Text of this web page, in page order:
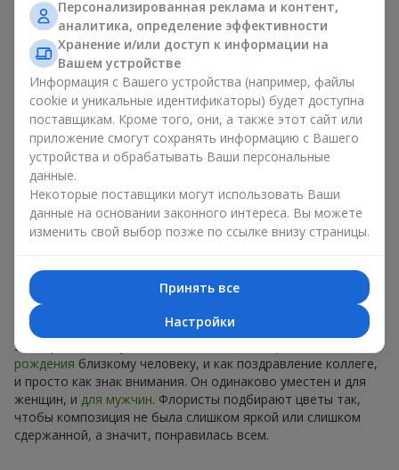
сейчас
Роскошный букет недели - это модно, стильно и
оригинально. Каждый раз - уникальная сезонная
композиция с новым настроением.
Ограниченное время действия
Предложение действует только 7 дней. Оно полностью
уникально, и аналогов вы не найдете нигде. Это как
дизайнерская вещь, которую хотят все, но могут
позволить себе немногие. В случае с букетом недели цена
доступна для каждого.
Идеальный подарок на любой
случай в в г. Сокольники
Универсальный букет подойдет и как
рождения близкому человеку, и как поздравление коллеге,
и просто как знак внимания. Он одинаково уместен и для
женщин, и для мужчин. Флористы подбирают цветы так,
чтобы композиция не была слишком яркой или слишком
сдержанной, а значит, понравилась всем.
Персонализированная реклама и контент,
аналитика, определение эффективности
Хранение и/или доступ к информации на
Вашем устройстве
Информация с Вашего устройства (например, файлы
cookie и уникальные идентификаторы) будет доступна
поставщикам. Кроме того, они, а также этот сайт или
приложение смогут сохранять информацию с Вашего
устройства и обрабатывать Ваши персональные
данные.
Некоторые поставщики могут использовать Ваши
данные на основании законного интереса. Вы можете
изменить свой выбор позже по ссылке внизу страницы.
Принять все
Настройки